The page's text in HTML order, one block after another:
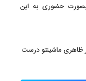
حضوری به این
ظاهری ماشینتو درست